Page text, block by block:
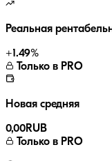
Реальная
+1.49%
Только в PRO
Новая средняя
0,00RUB
Только в PRO